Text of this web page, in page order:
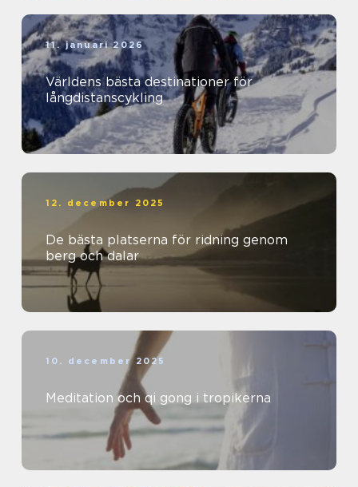
11. januari 2026
Världens bästa destinationer för
långdistanscykling
12. december 2025
De bästa platserna för ridning genom
berg och dalar
10. december 2025
Meditation och qi gong i tropikerna